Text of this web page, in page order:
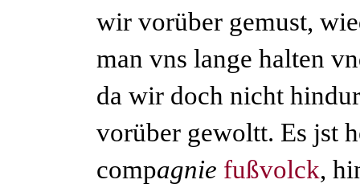
wir vorüber gemust,
man vns lange halten
da wir doch nicht
vorüber gewoltt. Es jst
compagnie fußvolck,